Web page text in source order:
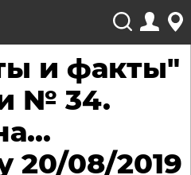
и факты"
№ 34.
20/08/2019